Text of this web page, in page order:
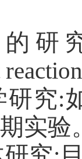
研
研究:
实